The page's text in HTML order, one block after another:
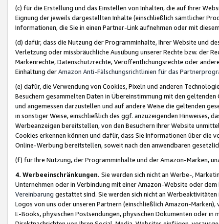
(c) für die Erstellung und das Einstellen von Inhalten, die auf Ihrer
Eignung der jeweils dargestellten Inhalte (einschließlich sämtlicher
Informationen, die Sie in einen Partner-Link aufnehmen oder mit
(d) dafür, dass die Nutzung der Programminhalte, Ihrer Website und
Verletzung oder missbräuchliche Ausübung unserer Rechte bzw. der
Markenrechte, Datenschutzrechte, Veröffentlichungsrechte oder
Einhaltung derAmazon Anti-Fälschungsrichtlinien für das
(e) dafür, die Verwendung von Cookies, Pixeln und anderen
Besuchern gesammelten Daten in Übereinstimmung mit den
und angemessen darzustellen und auf andere Weise die geltenden
in sonstiger Weise, einschließlich des ggf. anzuzeigenden Hinweises,
Werbeanzeigen bereitstellen, von den Besuchern Ihrer Website
Cookies erkennen können und dafür, dass Sie Informationen über die
Online-Werbung bereitstellen, soweit nach den anwendbaren
(f) für Ihre Nutzung, der Programminhalte und der Amazon-Marken,
4. Werbeeinschränkungen. Sie werden sich nicht an Werbe-,
Unternehmen oder in Verbindung mit einer Amazon-Website oder
Vereinbarung gestattet sind. Sie werden sich nicht an
Logos von uns oder unseren Partnern (einschließlich Amazon-
E-Books, physischen Postsendungen, physischen Dokumenten oder in